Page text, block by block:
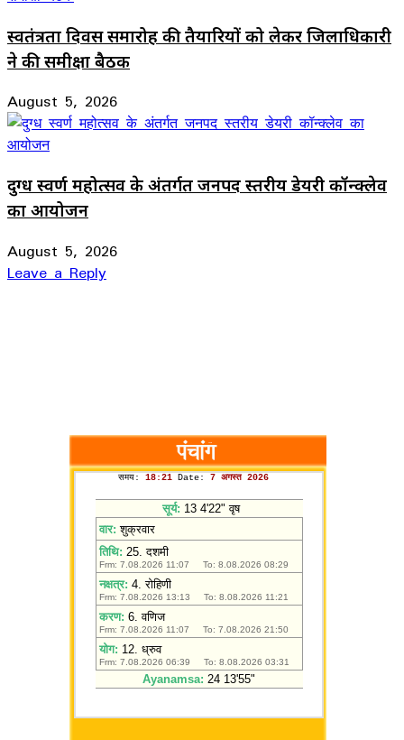
स्वतंत्रता दिवस समारोह की तैयारियों को लेकर जिलाधिकारी
ने की समीक्षा बैठक
August 5, 2026
दुग्ध स्वर्ण महोत्सव के अंतर्गत जनपद स्तरीय डेयरी कॉन्क्लेव
का आयोजन
August 5, 2026
Leave a Reply